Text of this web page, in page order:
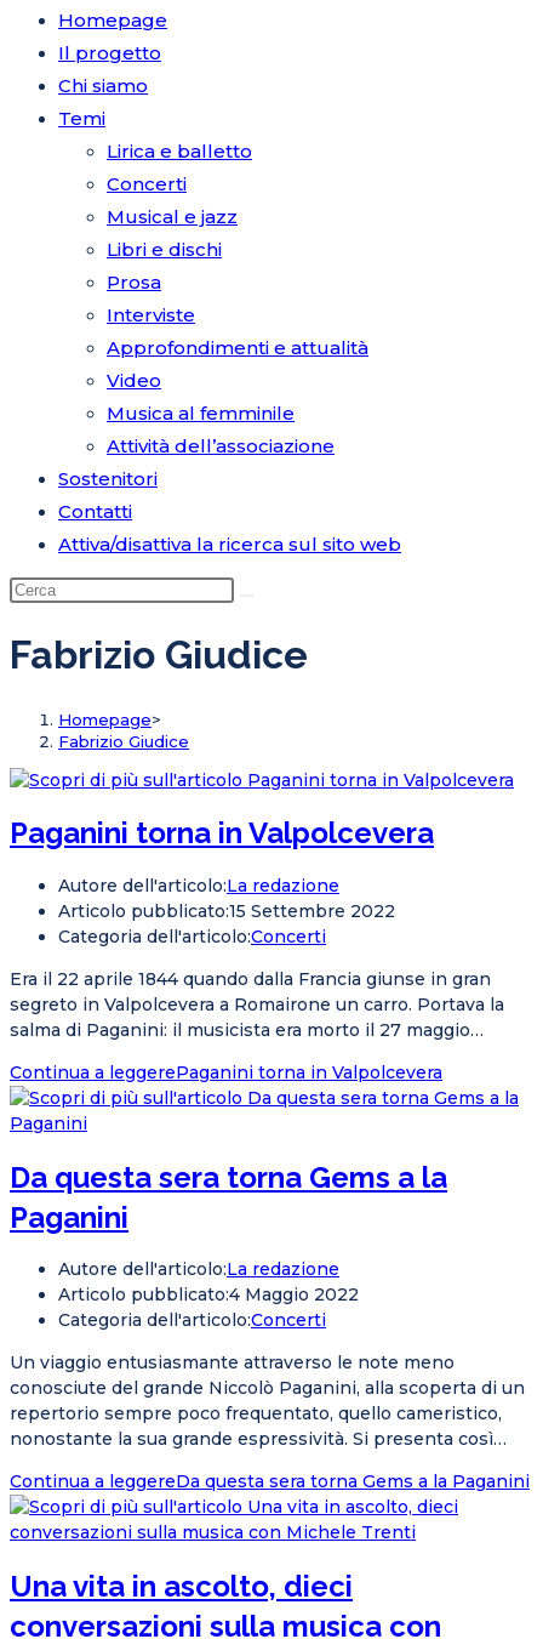
Homepage
Il progetto
Chi siamo
Temi
Lirica e balletto
Concerti
Musical e jazz
Libri e dischi
Prosa
Interviste
Approfondimenti e attualità
Video
Musica al femminile
Attività dell’associazione
Sostenitori
Contatti
Attiva/disattiva la ricerca sul sito web
Fabrizio Giudice
Homepage>
Fabrizio Giudice
Paganini torna in Valpolcevera
Autore dell'articolo:La redazione
Articolo pubblicato:15 Settembre 2022
Categoria dell'articolo:Concerti
Era il 22 aprile 1844 quando dalla Francia giunse in gran
segreto in Valpolcevera a Romairone un carro. Portava la
salma di Paganini: il musicista era morto il 27 maggio…
Continua a leggerePaganini torna in Valpolcevera
Da questa sera torna Gems a la
Paganini
Autore dell'articolo:La redazione
Articolo pubblicato:4 Maggio 2022
Categoria dell'articolo:Concerti
Un viaggio entusiasmante attraverso le note meno
conosciute del grande Niccolò Paganini, alla scoperta di un
repertorio sempre poco frequentato, quello cameristico,
nonostante la sua grande espressività. Si presenta così…
Continua a leggereDa questa sera torna Gems a la Paganini
Una vita in ascolto, dieci
conversazioni sulla musica con